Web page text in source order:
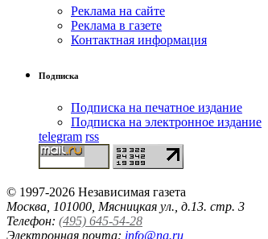
Реклама на сайте
Реклама в газете
Контактная информация
Подписка
Подписка на печатное издание
Подписка на электронное издание
telegram rss
© 1997-2026 Независимая газета
Москва, 101000, Мясницкая ул., д.13. стр. 3
Телефон: (495) 645-54-28
Электронная почта: info@ng.ru